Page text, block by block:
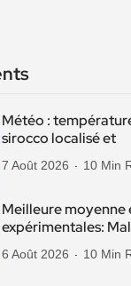
Météo :
sirocco localisé et
7 Août 2026 10 Min
Meilleure moyenne
expérimentales:
6 Août 2026 10 Min